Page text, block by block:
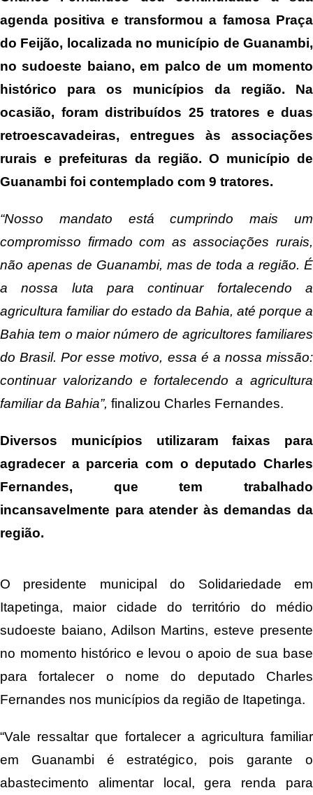
agenda positiva e transformou a famosa Praça
do Feijão, localizada no município de Guanambi,
no sudoeste baiano, em palco de um momento
histórico para os municípios da região. Na
ocasião, foram distribuídos 25 tratores e duas
retroescavadeiras, entregues às associações
rurais e prefeituras da região. O município de
Guanambi foi contemplado com 9 tratores.
“Nosso mandato está cumprindo mais um
compromisso firmado com as associações rurais,
não apenas de Guanambi, mas de toda a região. É
a nossa luta para continuar fortalecendo a
agricultura familiar do estado da Bahia, até porque a
Bahia tem o maior número de agricultores familiares
do Brasil. Por esse motivo, essa é a nossa missão:
continuar valorizando e fortalecendo a agricultura
familiar da Bahia”, finalizou Charles Fernandes.
Diversos municípios utilizaram faixas para
agradecer a parceria com o deputado Charles
Fernandes, que tem trabalhado
incansavelmente para atender às demandas da
região.
O presidente municipal do Solidariedade em
Itapetinga, maior cidade do território do médio
sudoeste baiano, Adilson Martins, esteve presente
no momento histórico e levou o apoio de sua base
para fortalecer o nome do deputado Charles
Fernandes nos municípios da região de Itapetinga.
“Vale ressaltar que fortalecer a agricultura familiar
em Guanambi é estratégico, pois garante o
abastecimento alimentar local, gera renda para